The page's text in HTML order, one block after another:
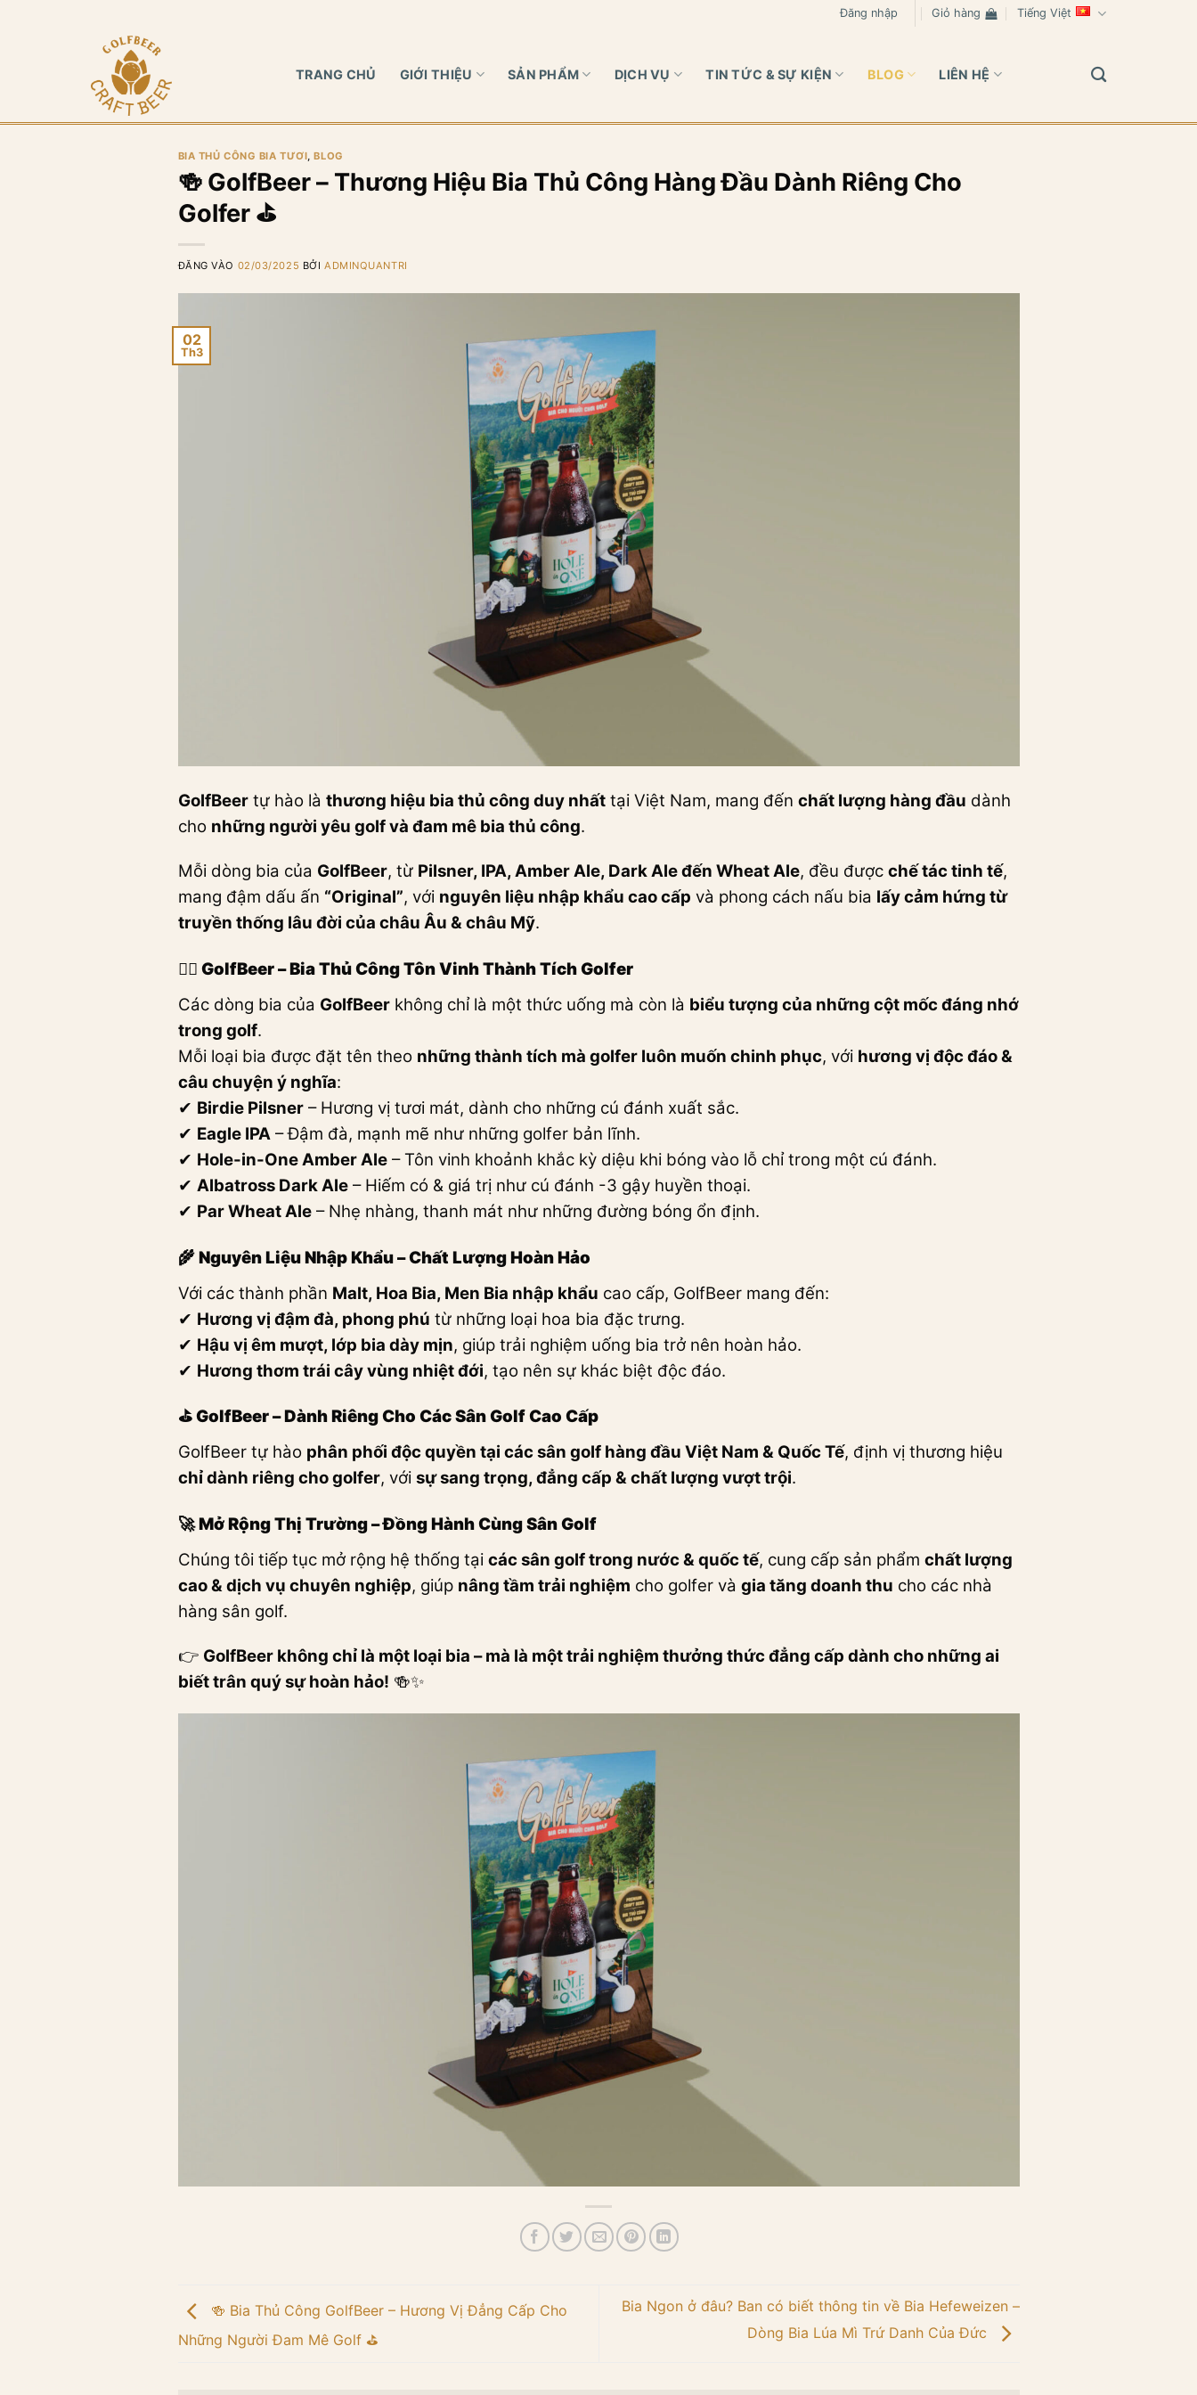
Đăng nhập Giỏ hàng Tiếng Việt
TRANG CHỦ GIỚI THIỆU SẢN PHẨM DỊCH VỤ TIN TỨC & SỰ KIỆN BLOG LIÊN HỆ
BIA THỦ CÔNG BIA TƯƠI,BLOG
🍻 GolfBeer – Thương Hiệu Bia Thủ Công Hàng Đầu Dành Riêng Cho
Golfer ⛳
ĐĂNG VÀO 02/03/2025 BỞI ADMINQUANTRI
02
Th3
GolfBeertự hào là thương hiệu bia thủ công duy nhấttại Việt Nam, mang đến chất lượng hàng đầu dành
cho những người yêu golf và đam mê bia thủ công.
Mỗi dòng bia của GolfBeer, từ Pilsner, IPA, Amber Ale, Dark Ale đến Wheat Ale, đều được chế tác tinh tế,
mang đậm dấu ấn “Original”, với nguyên liệu nhập khẩu cao cấp và phong cách nấu bia lấy cảm hứng từ
truyền thống lâu đời của châu Âu & châu Mỹ.
🏌️‍♂️ GolfBeer – Bia Thủ Công Tôn Vinh Thành Tích Golfer
Các dòng bia của GolfBeerkhông chỉ là một thức uống mà còn là biểu tượng của những cột mốc đáng nhớ
trong golf.
Mỗi loại bia được đặt tên theo những thành tích mà golfer luôn muốn chinh phục, với hương vị độc đáo &
câu chuyện ý nghĩa:
✔ Birdie Pilsner– Hương vị tươi mát, dành cho những cú đánh xuất sắc.
✔ Eagle IPA– Đậm đà, mạnh mẽ như những golfer bản lĩnh.
✔ Hole-in-One Amber Ale– Tôn vinh khoảnh khắc kỳ diệu khi bóng vào lỗ chỉ trong một cú đánh.
✔ Albatross Dark Ale– Hiếm có & giá trị như cú đánh -3 gậy huyền thoại.
✔ Par Wheat Ale– Nhẹ nhàng, thanh mát như những đường bóng ổn định.
🌾 Nguyên Liệu Nhập Khẩu – Chất Lượng Hoàn Hảo
Với các thành phần Malt, Hoa Bia, Men Bia nhập khẩu cao cấp, GolfBeer mang đến:
✔ Hương vị đậm đà, phong phú từ những loại hoa bia đặc trưng.
✔ Hậu vị êm mượt, lớp bia dày mịn, giúp trải nghiệm uống bia trở nên hoàn hảo.
✔ Hương thơm trái cây vùng nhiệt đới, tạo nên sự khác biệt độc đáo.
⛳ GolfBeer – Dành Riêng Cho Các Sân Golf Cao Cấp
GolfBeer tự hào phân phối độc quyền tại các sân golf hàng đầu Việt Nam & Quốc Tế, định vị thương hiệu
chỉ dành riêng cho golfer, với sự sang trọng, đẳng cấp & chất lượng vượt trội.
🚀 Mở Rộng Thị Trường – Đồng Hành Cùng Sân Golf
Chúng tôi tiếp tục mở rộng hệ thống tại các sân golf trong nước & quốc tế, cung cấp sản phẩm chất lượng
cao & dịch vụ chuyên nghiệp, giúp nâng tầm trải nghiệm cho golfer và gia tăng doanh thu cho các nhà
hàng sân golf.
👉 GolfBeer không chỉ là một loại bia – mà là một trải nghiệm thưởng thức đẳng cấp dành cho những ai
biếttrân quý sự hoàn hảo! 🍻✨
🍻 Bia Thủ Công GolfBeer – Hương Vị Đẳng Cấp Cho
Những Người Đam Mê Golf ⛳
Bia Ngon ở đâu? Ban có biết thông tin về Bia Hefeweizen –
Dòng Bia Lúa Mì Trứ Danh Của Đức